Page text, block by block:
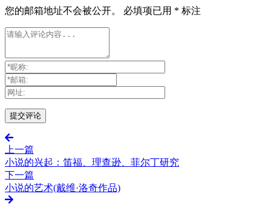
您的邮箱地址不会被公开。 必填项已用 * 标注
上一篇
小说的兴起：笛福、理查逊、菲尔丁研究
下一篇
小说的艺术(戴维·洛奇作品)